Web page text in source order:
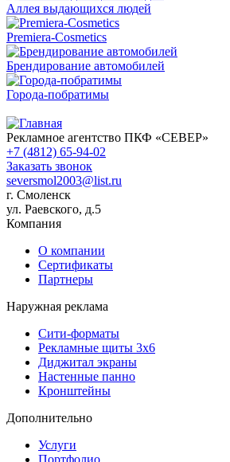
Аллея выдающихся людей
Premiera-Cosmetics
Брендирование автомобилей
Города-побратимы
Рекламное агентство ПКФ «СЕВЕР»
+7 (4812) 65-94-02
Заказать звонок
seversmol2003@list.ru
г. Смоленск
ул. Раевского, д.5
Компания
О компании
Сертификаты
Партнеры
Наружная реклама
Сити-форматы
Рекламные щиты 3х6
Диджитал экраны
Настенные панно
Кронштейны
Дополнительно
Услуги
Портфолио